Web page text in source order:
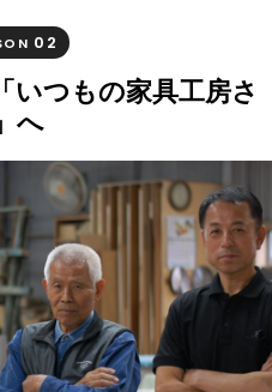
02
いつもの家具工房さ
へ